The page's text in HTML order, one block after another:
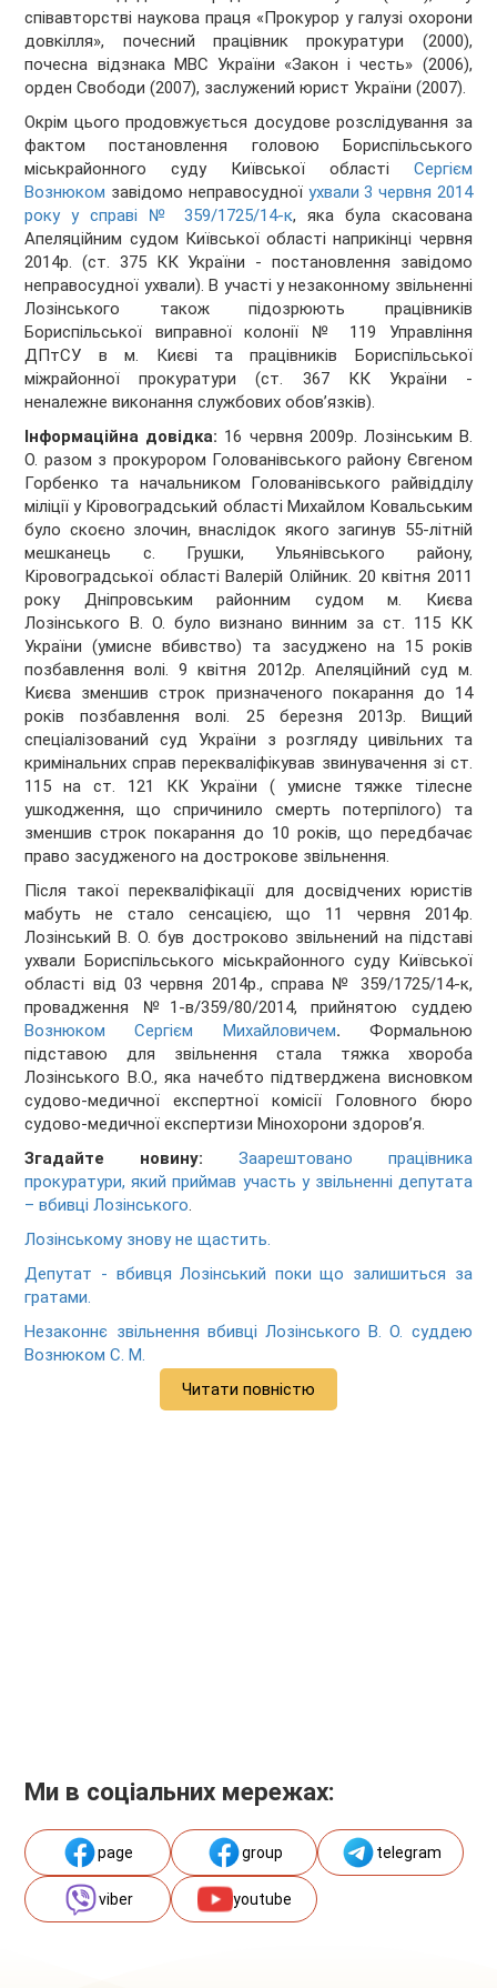
співавторстві наукова праця «Прокурор у галузі охорони
довкілля», почесний працівник прокуратури (2000),
почесна відзнака МВС України «Закон і честь» (2006),
орден Свободи (2007), заслужений юрист України (2007).
Окрім цього продовжується досудове розслідування за
фактом постановлення головою Бориспільського
міськрайонного суду Київської області Сергієм
Вознюком завідомо неправосудної ухвали 3 червня 2014
року у справі № 359/1725/14-к, яка була скасована
Апеляційним судом Київської області наприкінці червня
2014р. (ст. 375 КК України - постановлення завідомо
неправосудної ухвали). В участі у незаконному звільненні
Лозінського також підозрюють працівників
Бориспільської виправної колонії № 119 Управління
ДПтСУ в м. Києві та працівників Бориспільської
міжрайонної прокуратури (ст. 367 КК України -
неналежне виконання службових обов’язків).
Інформаційна довідка: 16 червня 2009р. Лозінським В.
О. разом з прокурором Голованівського району Євгеном
Горбенко та начальником Голованівського райвідділу
міліції у Кіровоградський області Михайлом Ковальським
було скоєно злочин, внаслідок якого загинув 55-літній
мешканець с. Грушки, Ульянівського району,
Кіровоградської області Валерій Олійник. 20 квітня 2011
року Дніпровським районним судом м. Києва
Лозінського В. О. було визнано винним за ст. 115 КК
України (умисне вбивство) та засуджено на 15 років
позбавлення волі. 9 квітня 2012р. Апеляційний суд м.
Києва зменшив строк призначеного покарання до 14
років позбавлення волі. 25 березня 2013р. Вищий
спеціалізований суд України з розгляду цивільних та
кримінальних справ перекваліфікував звинувачення зі ст.
115 на ст. 121 КК України ( умисне тяжке тілесне
ушкодження, що спричинило смерть потерпілого) та
зменшив строк покарання до 10 років, що передбачає
право засудженого на дострокове звільнення.
Після такої перекваліфікації для досвідчених юристів
мабуть не стало сенсацією, що 11 червня 2014р.
Лозінський В. О. був достроково звільнений на підставі
ухвали Бориспільського міськрайонного суду Київської
області від 03 червня 2014р., справа № 359/1725/14-к,
провадження №1-в/359/80/2014, прийнятою суддею
Вознюком Сергієм Михайловичем. Формальною
підставою для звільнення стала тяжка хвороба
Лозінського В.О., яка начебто підтверджена висновком
судово-медичної експертної комісії Головного бюро
судово-медичної експертизи Мінохорони здоров’я.
Згадайте новину:
Заарештовано працівника
прокуратури, який приймав участь у звільненні депутата
– вбивці Лозінського.
Лозінському знову не щастить.
Депутат - вбивця Лозінський поки що залишиться за
гратами.
Незаконнє звільнення вбивці Лозінського В. О. суддею
Вознюком С. М.
Читати повністю
Ми в соціальних мережах:
page group telegram
viber youtube